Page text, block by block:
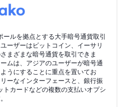
ルを拠点とする大手暗号通貨取引
ーザーはビットコイン、イーサリ
まざまな暗号通貨を取引できま
ムは、アジアのユーザーが暗号通
うにすることに重点を置いてお
ーなインターフェースと、銀行振
カードなどの複数の支払いオプシ